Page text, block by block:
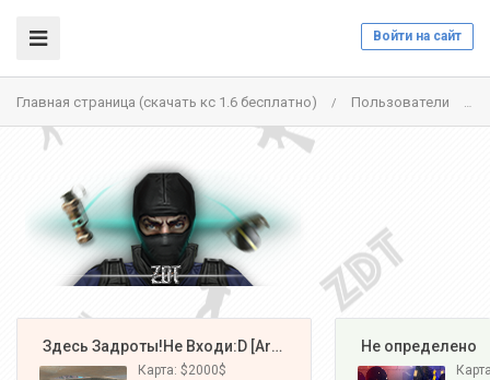
Войти на сайт
Главная страница (скачать кс 1.6 бесплатно) / Пользователи
️ Здесь Задроты!Не Входи:D [Army#1]
Карта: $2000$
️ Не определено